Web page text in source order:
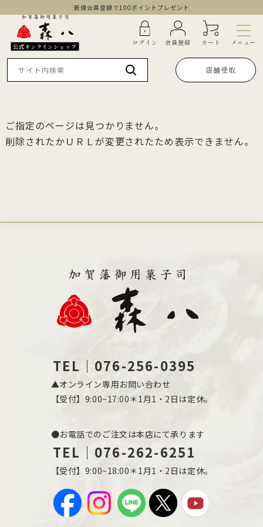
新規会員登録で100ポイントプレゼント
公式オンラインショップ ログイン 会員登録 カート メニュー
店舗受取
ご指定のページは見つかりません。
削除されたかＵＲＬが変更されたため表示できません。
TEL｜076-256-0395
▲オンライン専用お問い合わせ
【受付】9:00~17:00＊1月1・2日は定休。
●お電話でのご注文は本店にて承ります
TEL｜076-262-6251
【受付】9:00~18:00＊1月1・2日は定休。